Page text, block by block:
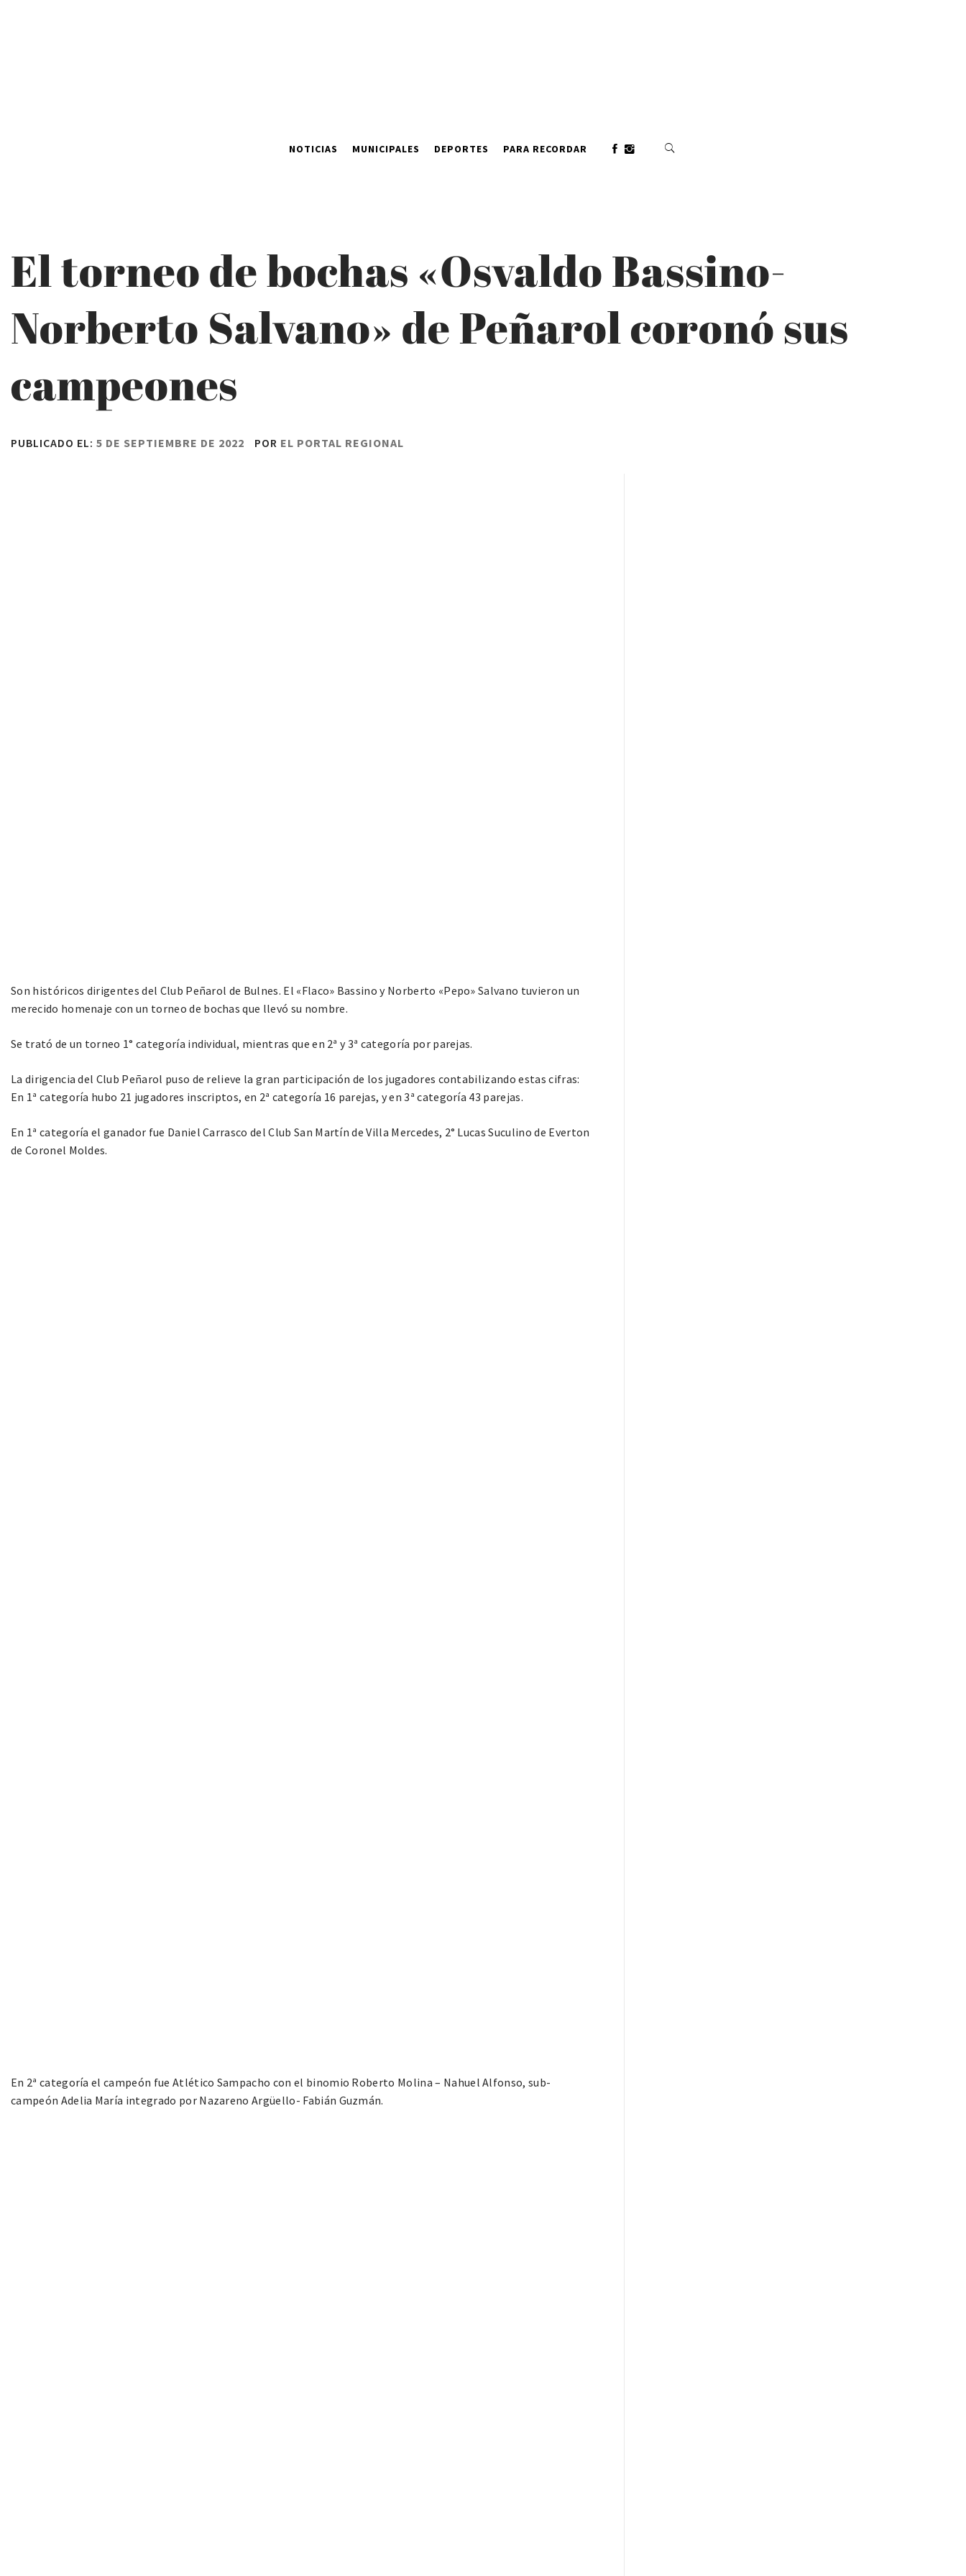
NOTICIAS MUNICIPALES DEPORTES PARA RECORDAR
El torneo de bochas «Osvaldo Bassino-
Norberto Salvano» de Peñarol coronó sus
campeones
PUBLICADO EL: 5 DE SEPTIEMBRE DE 2022 POR EL PORTAL REGIONAL
Son históricos dirigentes del Club Peñarol de Bulnes. El «Flaco» Bassino y Norberto «Pepo» Salvano tuvieron un
merecido homenaje con un torneo de bochas que llevó su nombre.
Se trató de un torneo 1° categoría individual, mientras que en 2ª y 3ª categoría por parejas.
La dirigencia del Club Peñarol puso de relieve la gran participación de los jugadores contabilizando estas cifras:
En 1ª categoría hubo 21 jugadores inscriptos, en 2ª categoría 16 parejas, y en 3ª categoría 43 parejas.
En 1ª categoría el ganador fue Daniel Carrasco del Club San Martín de Villa Mercedes, 2° Lucas Suculino de Everton
de Coronel Moldes.
En 2ª categoría el campeón fue Atlético Sampacho con el binomio Roberto Molina – Nahuel Alfonso, sub-
campeón Adelia María integrado por Nazareno Argüello- Fabián Guzmán.